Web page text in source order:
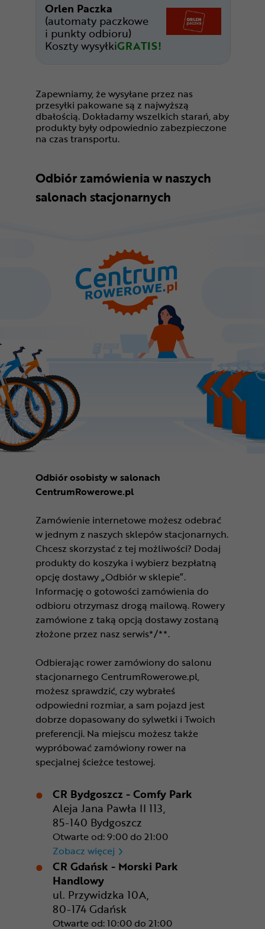
Orlen Paczka
(automaty paczkowe
i punkty odbioru)
Koszty wysyłkiGRATIS!
Zapewniamy, że wysyłane przez nas
przesyłki pakowane są z najwyższą
dbałością. Dokładamy wszelkich starań, aby
produkty były odpowiednio zabezpieczone
na czas transportu.
Odbiór zamówienia w naszych
salonach stacjonarnych
Odbiór osobisty w salonach
CentrumRowerowe.pl
Zamówienie internetowe możesz odebrać
w jednym z naszych sklepów stacjonarnych.
Chcesz skorzystać z tej możliwości? Dodaj
produkty do koszyka i wybierz bezpłatną
opcję dostawy „Odbiór w sklepie”.
Informację o gotowości zamówienia do
odbioru otrzymasz drogą mailową. Rowery
zamówione z taką opcją dostawy zostaną
złożone przez nasz serwis*/**.
Odbierając rower zamówiony do salonu
stacjonarnego CentrumRowerowe.pl,
możesz sprawdzić, czy wybrałeś
odpowiedni rozmiar, a sam pojazd jest
dobrze dopasowany do sylwetki i Twoich
preferencji. Na miejscu możesz także
wypróbować zamówiony rower na
specjalnej ścieżce testowej.
CR Bydgoszcz - Comfy Park
Aleja Jana Pawła II 113,
85-140 Bydgoszcz
Otwarte od: 9:00 do 21:00
Zobacz więcej CR Bydgoszcz - Comfy Park
CR Gdańsk - Morski Park
Handlowy
ul. Przywidzka 10A,
80-174 Gdańsk
Otwarte od: 10:00 do 21:00